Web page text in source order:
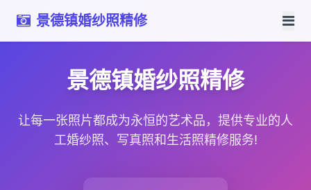
景德镇婚纱照精修
景德镇婚纱照精修
让每一张照片都成为永恒的艺术品，提供专业的人
工婚纱照、写真照和生活照精修服务!